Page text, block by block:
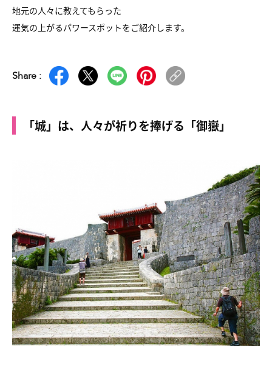
地元の人々に教えてもらった
運気の上がるパワースポットをご紹介します。
Share :
「城」は、人々が祈りを捧げる「御嶽」